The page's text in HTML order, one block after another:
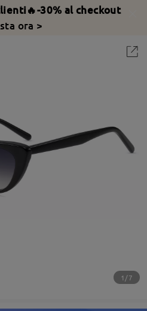
30% al checkout
ora >
1/7